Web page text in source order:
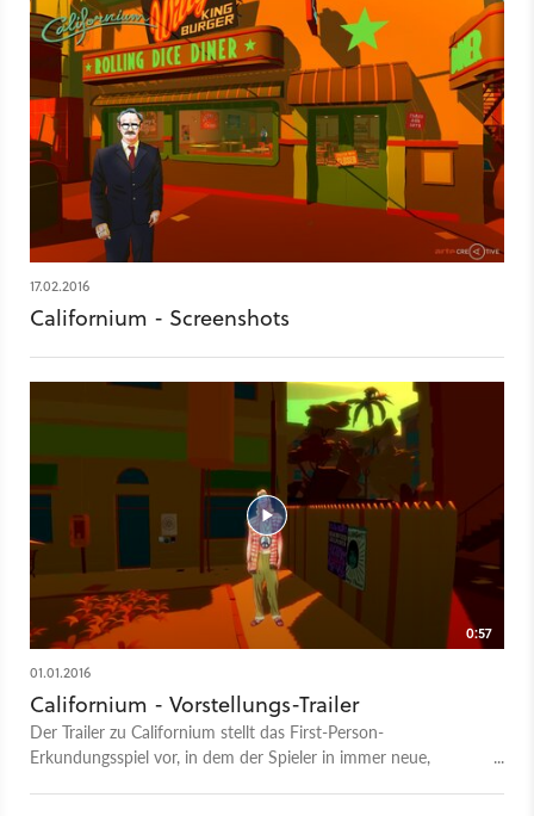
knallbunte Hommage an den Science-Fiction-Autor. Die erste
Episode gibt es zum kostenlosen Download.
17.02.2016
Californium - Screenshots
0:57
01.01.2016
Californium - Vorstellungs-Trailer
Der Trailer zu Californium stellt das First-Person-
Erkundungsspiel vor, in dem der Spieler in immer neue,